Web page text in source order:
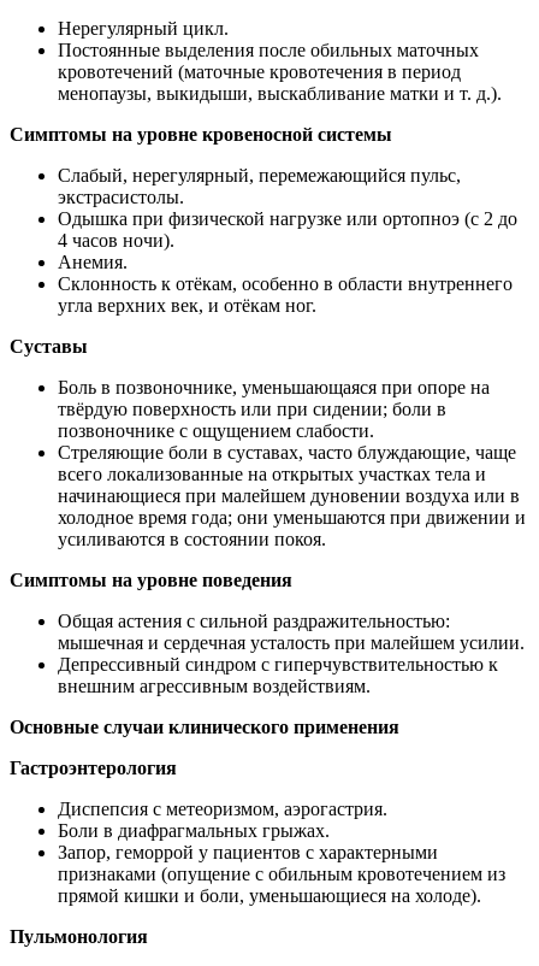
Нерегулярный цикл.
Постоянные выделения после обильных маточных
кровотечений (маточные кровотечения в период
менопаузы, выкидыши, выскабливание матки и т. д.).
Симптомы на уровне кровеносной системы
Слабый, нерегулярный, перемежающийся пульс,
экстрасистолы.
Одышка при физической нагрузке или ортопноэ (с 2 до
4 часов ночи).
Анемия.
Склонность к отёкам, особенно в области внутреннего
угла верхних век, и отёкам ног.
Суставы
Боль в позвоночнике, уменьшающаяся при опоре на
твёрдую поверхность или при сидении; боли в
позвоночнике с ощущением слабости.
Стреляющие боли в суставах, часто блуждающие, чаще
всего локализованные на открытых участках тела и
начинающиеся при малейшем дуновении воздуха или в
холодное время года; они уменьшаются при движении и
усиливаются в состоянии покоя.
Симптомы на уровне поведения
Общая астения с сильной раздражительностью:
мышечная и сердечная усталость при малейшем усилии.
Депрессивный синдром с гиперчувствительностью к
внешним агрессивным воздействиям.
Основные случаи клинического применения
Гастроэнтерология
Диспепсия с метеоризмом, аэрогастрия.
Боли в диафрагмальных грыжах.
Запор, геморрой у пациентов с характерными
признаками (опущение с обильным кровотечением из
прямой кишки и боли, уменьшающиеся на холоде).
Пульмонология